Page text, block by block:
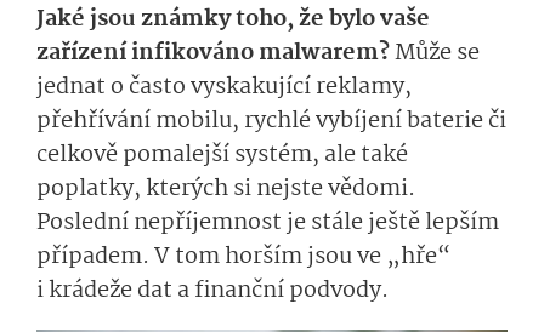
Jaké jsou známky toho, že bylo vaše
zařízení infikováno malwarem?Může se
jednat o často vyskakující reklamy,
přehřívání mobilu, rychlé vybíjení baterie či
celkově pomalejší systém, ale také
poplatky, kterých si nejste vědomi.
Poslední nepříjemnost je stále ještě lepším
případem. V tom horším jsou ve „hře“
i krádeže dat a finanční podvody.